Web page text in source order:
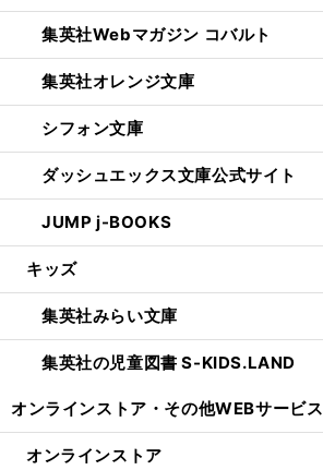
集英社Webマガジン コバルト
集英社オレンジ文庫
シフォン文庫
ダッシュエックス文庫公式サイト
JUMP j-BOOKS
キッズ
集英社みらい文庫
集英社の児童図書 S-KIDS.LAND
オンラインストア・ その他WEBサービス
オンラインストア